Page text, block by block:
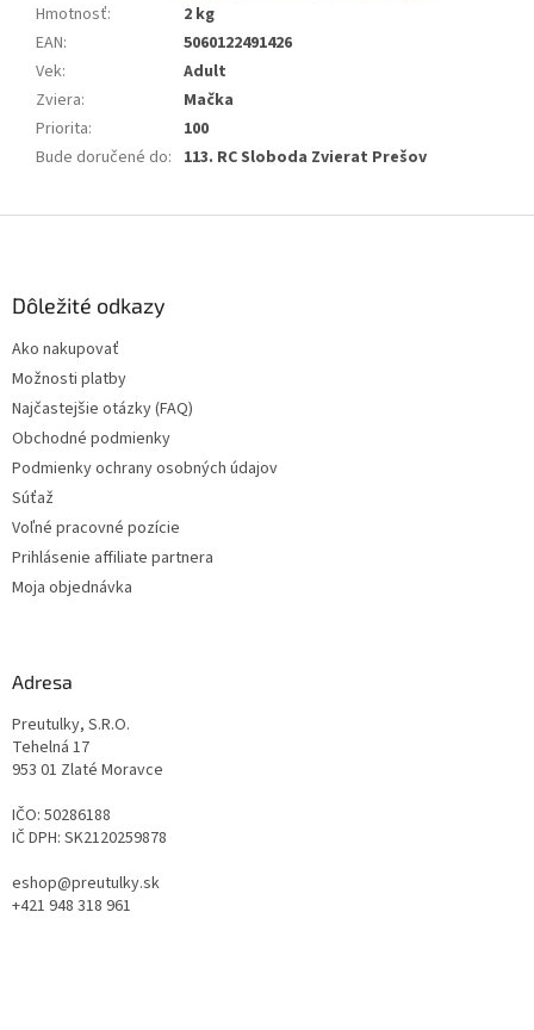
Hmotnosť:
2 kg
EAN:
5060122491426
Vek:
Adult
Zviera:
Mačka
Priorita:
100
Bude doručené do: 113. RC Sloboda Zvierat Prešov
Dôležité odkazy
Ako nakupovať
Možnosti platby
Najčastejšie otázky (FAQ)
Obchodné podmienky
Podmienky ochrany osobných údajov
Súťaž
Voľné pracovné pozície
Prihlásenie affiliate partnera
Moja objednávka
Adresa
Preutulky, S.R.O.
Tehelná 17
953 01 Zlaté Moravce
IČO: 50286188
IČ DPH: SK2120259878
eshop@preutulky.sk
+421 948 318 961